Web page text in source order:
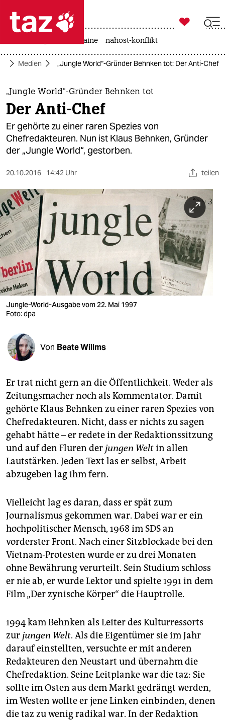
 taz zahl ich
taz zahl ich
themen
politik
öko
gesellschaft
sport
berlin
nord
wahrheit
verlag
verlag
veranstaltungen
shop
unterstützen
abo
genossenschaft
epaper login

taz zahl ich
krieg in der ukraine nahost-konflikt
Medien „Jungle World“-Gründer Behnken tot: Der Anti-Chef
„Jungle World“-Gründer Behnken tot
Der Anti-Chef
Er gehörte zu einer raren Spezies von
Chefredakteuren. Nun ist Klaus Behnken, Gründer
der „Jungle World“, gestorben.
20.10.2016 14:42 Uhr teilen
Jungle-World-Ausgabe vom 22. Mai 1997
Foto: dpa
Von Beate Willms
Er trat nicht gern an die Öffentlichkeit. Weder als
Zeitungsmacher noch als Kommentator. Damit
gehörte Klaus Behnken zu einer raren Spezies von
Chefredakteuren. Nicht, dass er nichts zu sagen
gehabt hätte – er redete in der Redaktionssitzung
und auf den Fluren der jungen Weltin allen
Lautstärken. Jeden Text las er selbst, Arbeit
abzugeben lag ihm fern.
Vielleicht lag es daran, dass er spät zum
Journalismus gekommen war. Dabei war er ein
hochpolitischer Mensch, 1968 im SDS an
vorderster Front. Nach einer Sitzblockade bei den
Vietnam-Protesten wurde er zu drei Monaten
ohne Bewährung verurteilt. Sein Studium schloss
er nie ab, er wurde Lektor und spielte 1991 in dem
Film „Der zynische Körper“ die Hauptrolle.
1994 kam Behnken als Leiter des Kulturressorts
zur jungen Welt. Als die Eigentümer sie im Jahr
darauf einstellten, versuchte er mit anderen
Redakteuren den Neustart und übernahm die
Chefredaktion. Seine Leitplanke war die taz: Sie
sollte im Osten aus dem Markt gedrängt werden,
im Westen wollte er jene Linken einbinden, denen
die taz zu wenig radikal war. In der Redaktion